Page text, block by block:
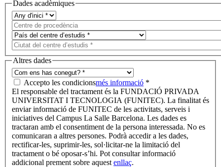
Dades acadèmiques
Altres dades
Accepto les condicionsmés informació *
El responsable del tractament és la FUNDACIÓ PRIVADA
UNIVERSITAT I TECNOLOGIA (FUNITEC). La finalitat és
enviar informació de FUNITEC de les activitats, serveis i
iniciatives del Campus La Salle Barcelona. Les dades es
tractaran amb el consentiment de la persona interessada. No es
comunicaran a altres persones. Podrà accedir a les dades,
rectificar-les, suprimir-les, sol·licitar-ne la limitació del
tractament o bé oposar-s’hi. Pot consultar informació
addicional prement sobre aquest enllaç.